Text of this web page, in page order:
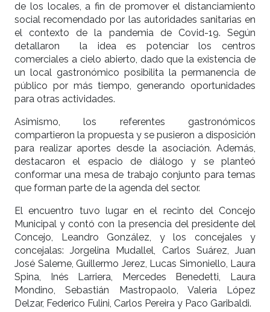
de los locales, a fin de promover el distanciamiento
social recomendado por las autoridades sanitarias en
el contexto de la pandemia de Covid-19. Según
detallaron la idea es potenciar los centros
comerciales a cielo abierto, dado que la existencia de
un local gastronómico posibilita la permanencia de
público por más tiempo, generando oportunidades
para otras actividades.
Asimismo, los referentes gastronómicos
compartieron la propuesta y se pusieron a disposición
para realizar aportes desde la asociación. Además,
destacaron el espacio de diálogo y se planteó
conformar una mesa de trabajo conjunto para temas
que forman parte de la agenda del sector.
El encuentro tuvo lugar en el recinto del Concejo
Municipal y contó con la presencia del presidente del
Concejo, Leandro González, y los concejales y
concejalas: Jorgelina Mudallel, Carlos Suárez, Juan
José Saleme, Guillermo Jerez, Lucas Simoniello, Laura
Spina, Inés Larriera, Mercedes Benedetti, Laura
Mondino, Sebastián Mastropaolo, Valeria López
Delzar, Federico Fulini, Carlos Pereira y Paco Garibaldi.